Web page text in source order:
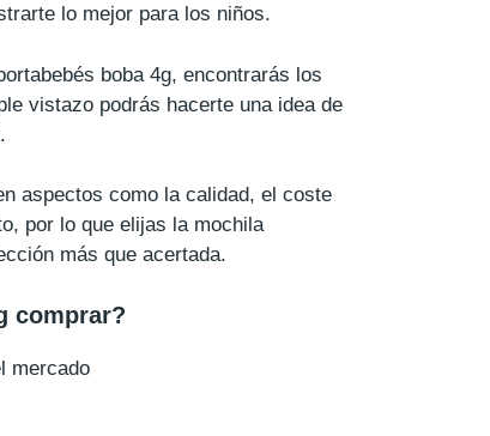
lo mejor para los niños.
boba 4g, encontrarás los
vistazo podrás hacerte una idea de
aspectos como la calidad, el coste
por lo que elijas la mochila
más que acertada.
comprar?
mercado